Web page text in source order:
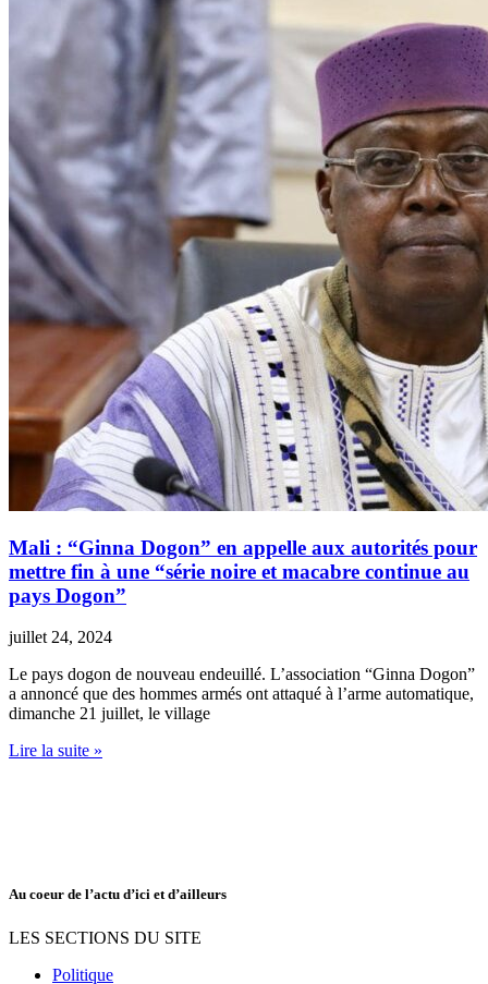
Mali : “Ginna Dogon” en appelle aux autorités pour
mettre fin à une “série noire et macabre continue au
pays Dogon”
juillet 24, 2024
Le pays dogon de nouveau endeuillé. L’association “Ginna Dogon”
a annoncé que des hommes armés ont attaqué à l’arme automatique,
dimanche 21 juillet, le village
Lire la suite »
Au coeur de l’actu d’ici et d’ailleurs
LES SECTIONS DU SITE
Politique